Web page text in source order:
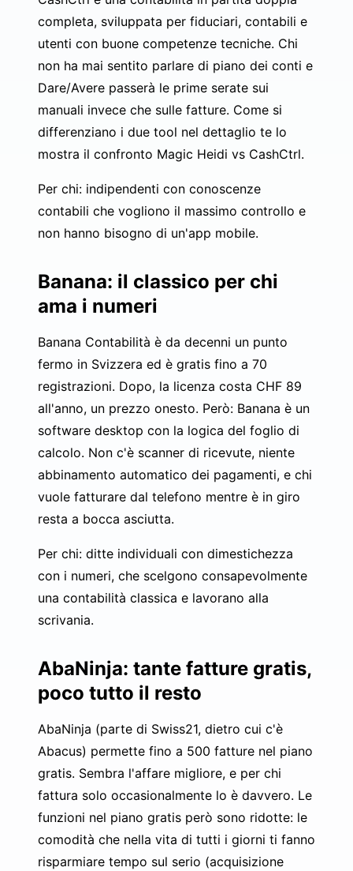
completa, sviluppata per fiduciari, contabili e
utenti con buone competenze tecniche. Chi
non ha mai sentito parlare di piano dei conti e
Dare/Avere passerà le prime serate sui
manuali invece che sulle fatture. Come si
differenziano i due tool nel dettaglio te lo
mostra il confronto Magic Heidi vs CashCtrl.
Per chi: indipendenti con conoscenze
contabili che vogliono il massimo controllo e
non hanno bisogno di un'app mobile.
Banana: il classico per chi
ama i numeri
Banana Contabilità è da decenni un punto
fermo in Svizzera ed è gratis fino a 70
registrazioni. Dopo, la licenza costa CHF 89
all'anno, un prezzo onesto. Però: Banana è un
software desktop con la logica del foglio di
calcolo. Non c'è scanner di ricevute, niente
abbinamento automatico dei pagamenti, e chi
vuole fatturare dal telefono mentre è in giro
resta a bocca asciutta.
Per chi: ditte individuali con dimestichezza
con i numeri, che scelgono consapevolmente
una contabilità classica e lavorano alla
scrivania.
AbaNinja: tante fatture gratis,
poco tutto il resto
AbaNinja (parte di Swiss21, dietro cui c'è
Abacus) permette fino a 500 fatture nel piano
gratis. Sembra l'affare migliore, e per chi
fattura solo occasionalmente lo è davvero. Le
funzioni nel piano gratis però sono ridotte: le
comodità che nella vita di tutti i giorni ti fanno
risparmiare tempo sul serio (acquisizione